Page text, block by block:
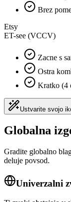
Brez
Etsy
ET-see (VCCV)
Zacne s
Ostra
Kratko (4
Ustvarite svojo
Globalna
Gradite globalno
deluje povsod.
Univerzalni